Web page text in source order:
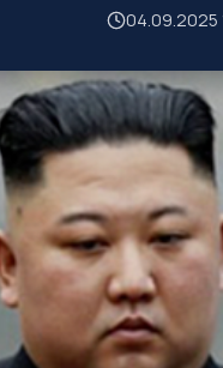
04.09.2025